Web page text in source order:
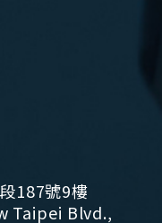
187號9樓
Taipei Blvd.,